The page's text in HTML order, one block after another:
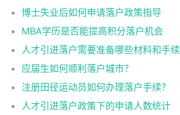
博士失业后如何申请落户政策指导
MBA学历是否能提高积分落户机会
人才引进落户需要准备哪些材料和手续
应届生如何顺利落户城市？
注册田径运动员如何办理落户手续？
人才引进落户政策下的申请人数统计